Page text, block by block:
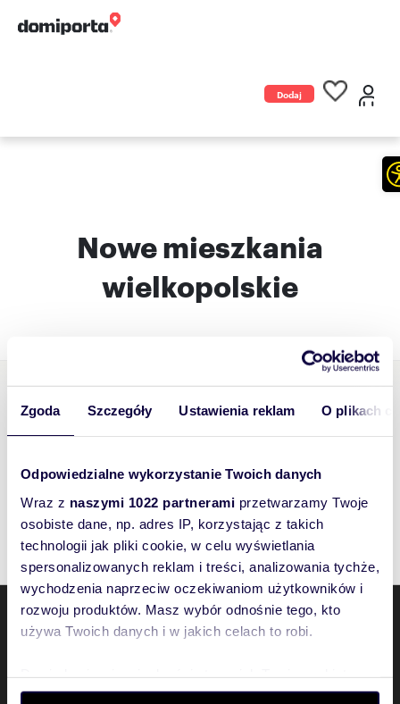
Zgoda Szczegóły Ustawienia reklam O plikach
Odpowiedzialne wykorzystanie Twoich danych
Wraz z naszymi 1022 partnerami przetwarzamy Twoje
osobiste dane, np. adres IP, korzystając z takich
technologii jak pliki cookie, w celu wyświetlania
spersonalizowanych reklam i treści, analizowania tychże,
wychodzenia naprzeciw oczekiwaniom użytkowników i
rozwoju produktów. Masz wybór odnośnie tego, kto
używa Twoich danych i w jakich celach to robi.
dane są przetwarzane oraz ustaw własne preferencje w
Dodaj
Nowe mieszkania
wielkopolskie
Nowe mieszkania Śrem, śremski, wielkopolskie
Nowe mieszkania Koło, wielkopolskie
Nowe mieszkania Margonin, wielkopolskie
Nowe mieszkania Kępno, wielkopolskie
Nowe mieszkania Grunwald, Poznań, wielkopolskie
Ogłoszenia